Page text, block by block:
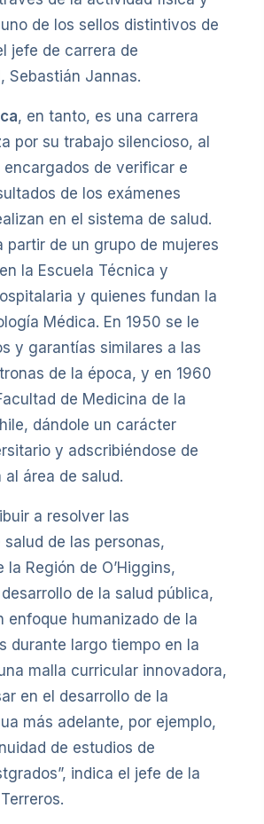
de los sellos distintivos de
jefe de carrera de
Sebastián Jannas.
, en tanto, es una carrera
por su trabajo silencioso, al
encargados de verificar e
de los exámenes
en el sistema de salud.
partir de un grupo de mujeres
la Escuela Técnica y
y quienes fundan la
Médica. En 1950 se le
y garantías similares a las
de la época, y en 1960
de Medicina de la
dándole un carácter
y adscribiéndose de
área de salud.
a resolver las
de las personas,
Región de O’Higgins,
de la salud pública,
enfoque humanizado de la
durante largo tiempo en la
malla curricular innovadora,
en el desarrollo de la
más adelante, por ejemplo,
de estudios de
indica el jefe de la